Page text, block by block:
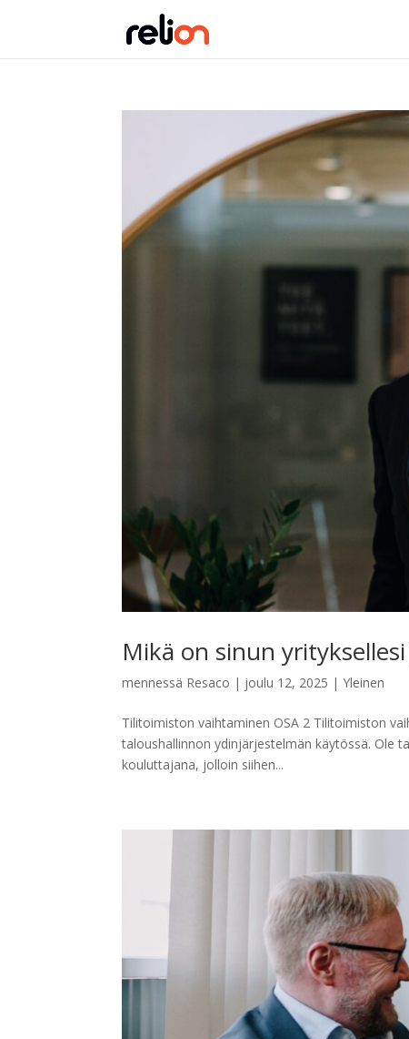
Mikä on sinun
mennessä Resaco | joulu 12, 2025 |Yleinen
Tilitoimiston vaihtaminen OSA 2 Tilitoimiston
taloushallinnon ydinjärjestelmän käytössä. Ole
kouluttajana, jolloin siihen...